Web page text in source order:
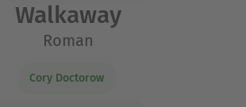
Walkaway
Roman
Cory Doctorow